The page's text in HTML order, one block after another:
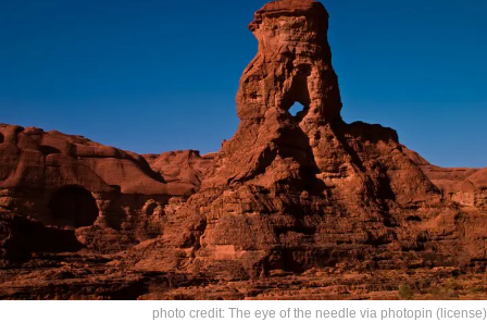
photo credit: The eye of the needle via photopin (license)